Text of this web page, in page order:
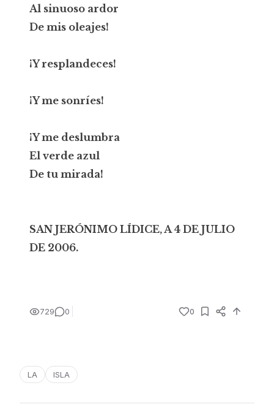
Al sinuoso ardor
De mis oleajes!
¡Y resplandeces!
¡Y me sonríes!
¡Y me deslumbra
El verde azul
De tu mirada!
SAN JERÓNIMO LÍDICE, A 4 DE JULIO
DE 2006.
729 0 0
LA ISLA